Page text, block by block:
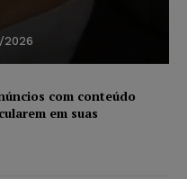
com conteúdo
em suas